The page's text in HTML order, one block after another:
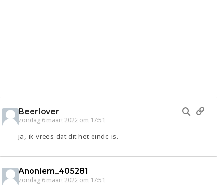
Beerlover
zondag 6 maart 2022 om 17:51
Ja, ik vrees dat dit het einde is.
Anoniem_405281
zondag 6 maart 2022 om 17:51